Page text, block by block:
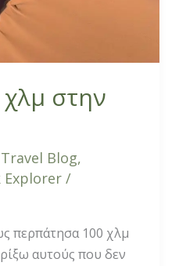
στην
Travel Blog,
Explorer /
περπάτησα 100 χλμ
αυτούς που δεν